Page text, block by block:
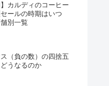
】カルディのコーヒー
ールの時期はいつ
別一覧
（負の数）の四捨五
うなるのか